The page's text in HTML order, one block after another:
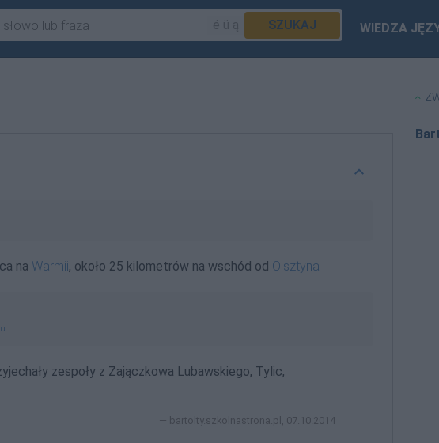
SZUKAJ WIEDZA
na Warmii, około 25 kilometrów na wschód od Olsztyna
zespoły z Zajączkowa Lubawskiego, Tylic,
bartolty.szkolnastrona.pl, 07.10.2014